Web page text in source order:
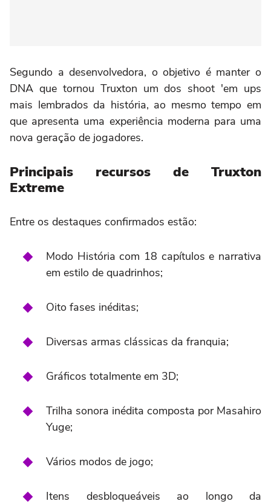
Segundo a desenvolvedora, o objetivo é manter o
DNA que tornou Truxton um dos shoot 'em ups
mais lembrados da história, ao mesmo tempo em
que apresenta uma experiência moderna para uma
nova geração de jogadores.
Principais recursos de Truxton
Extreme
Entre os destaques confirmados estão:
Modo História com 18 capítulos e narrativa
em estilo de quadrinhos;
Oito fases inéditas;
Diversas armas clássicas da franquia;
Gráficos totalmente em 3D;
Trilha sonora inédita composta por Masahiro
Yuge;
Vários modos de jogo;
Itens desbloqueáveis ao longo da